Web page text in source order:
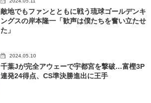
敵地でもファンとともに戦う琉球ゴールデンキ
ングスの岸本隆一「歓声は僕たちを奮い立たせ
た」
2024.05.10
千葉Jが完全アウェーで宇都宮を撃破…富樫3P
連発24得点、CS準決勝進出に王手